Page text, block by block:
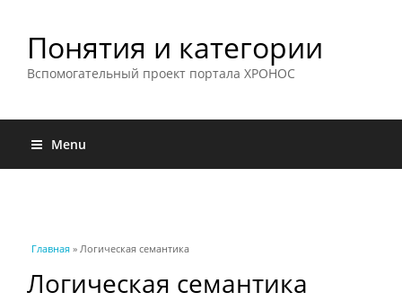
Понятия и категории
Вспомогательный проект портала ХРОНОС
Menu
Вы здесь
Главная » Логическая семантика
Логическая семантика